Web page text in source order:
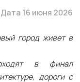
Дата 16 июня 2026
город живет в
в финал
дороги с